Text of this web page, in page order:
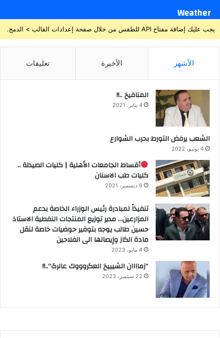
Weather
يجب عليك إضافة مفتاح API للطقس من خلال صفحة إعدادات القالب > الدمج.
الأشهر الأخيرة تعليقات
المنافيخ ..!!
4 يناير، 2021
الشعب يرفض التورط بحرب الشوارع
4 يونيو، 2022
أقساط الجامعات الأهلية | كليات الصيدلة ..
كليات طب الاسنان
6 ديسمبر، 2021
تنفيذاً لمبادرة رئيس الوزراء الخاصة بدعم
المزارعين… مدير توزيع المنتجات النفطية الاستاذ
حسين طالب يوجه بتوفير حوضيات خاصة لنقل
مادة الكاز وإيصالها الى الفلاحين
4 مايو، 2023
“زماااان الشيييخ العگروووك عالرگ”..!!
22 سبتمبر، 2023